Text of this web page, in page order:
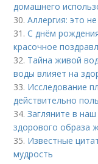
домашнего
30.Аллергия: это
31.С днём
красочное
32. Тайна живой
воды влияет на
33. Исследование
действительно
34.Загляните в
здорового образа
35. Известные
мудрость